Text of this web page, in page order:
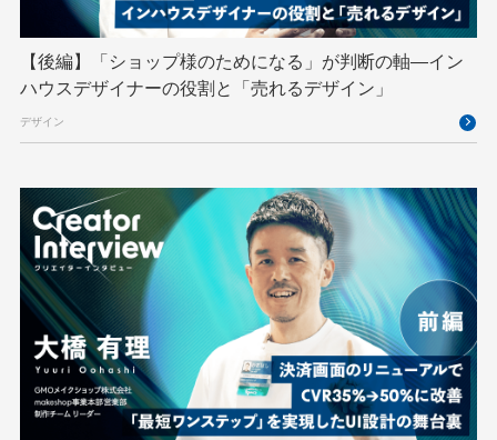
GTB Hack-1グランプリ IETF iOS
ISUCON
Java JJUG JSAI2026 K8s
Kaigi on Rails
Perl PHPcon PHPerKaigi
Python RFC RPA Ruby
SECCON Selenium Spectrum Tokyo Meetup
splunk Takumi byGMO Terraform
TypeScript UI/UX vibe VLA VPN
VS Code XSS ZTNA
【後編】「ショップ様のためになる」が判断の軸―イン
ハウスデザイナーの役割と「売れるデザイン」
デザイン